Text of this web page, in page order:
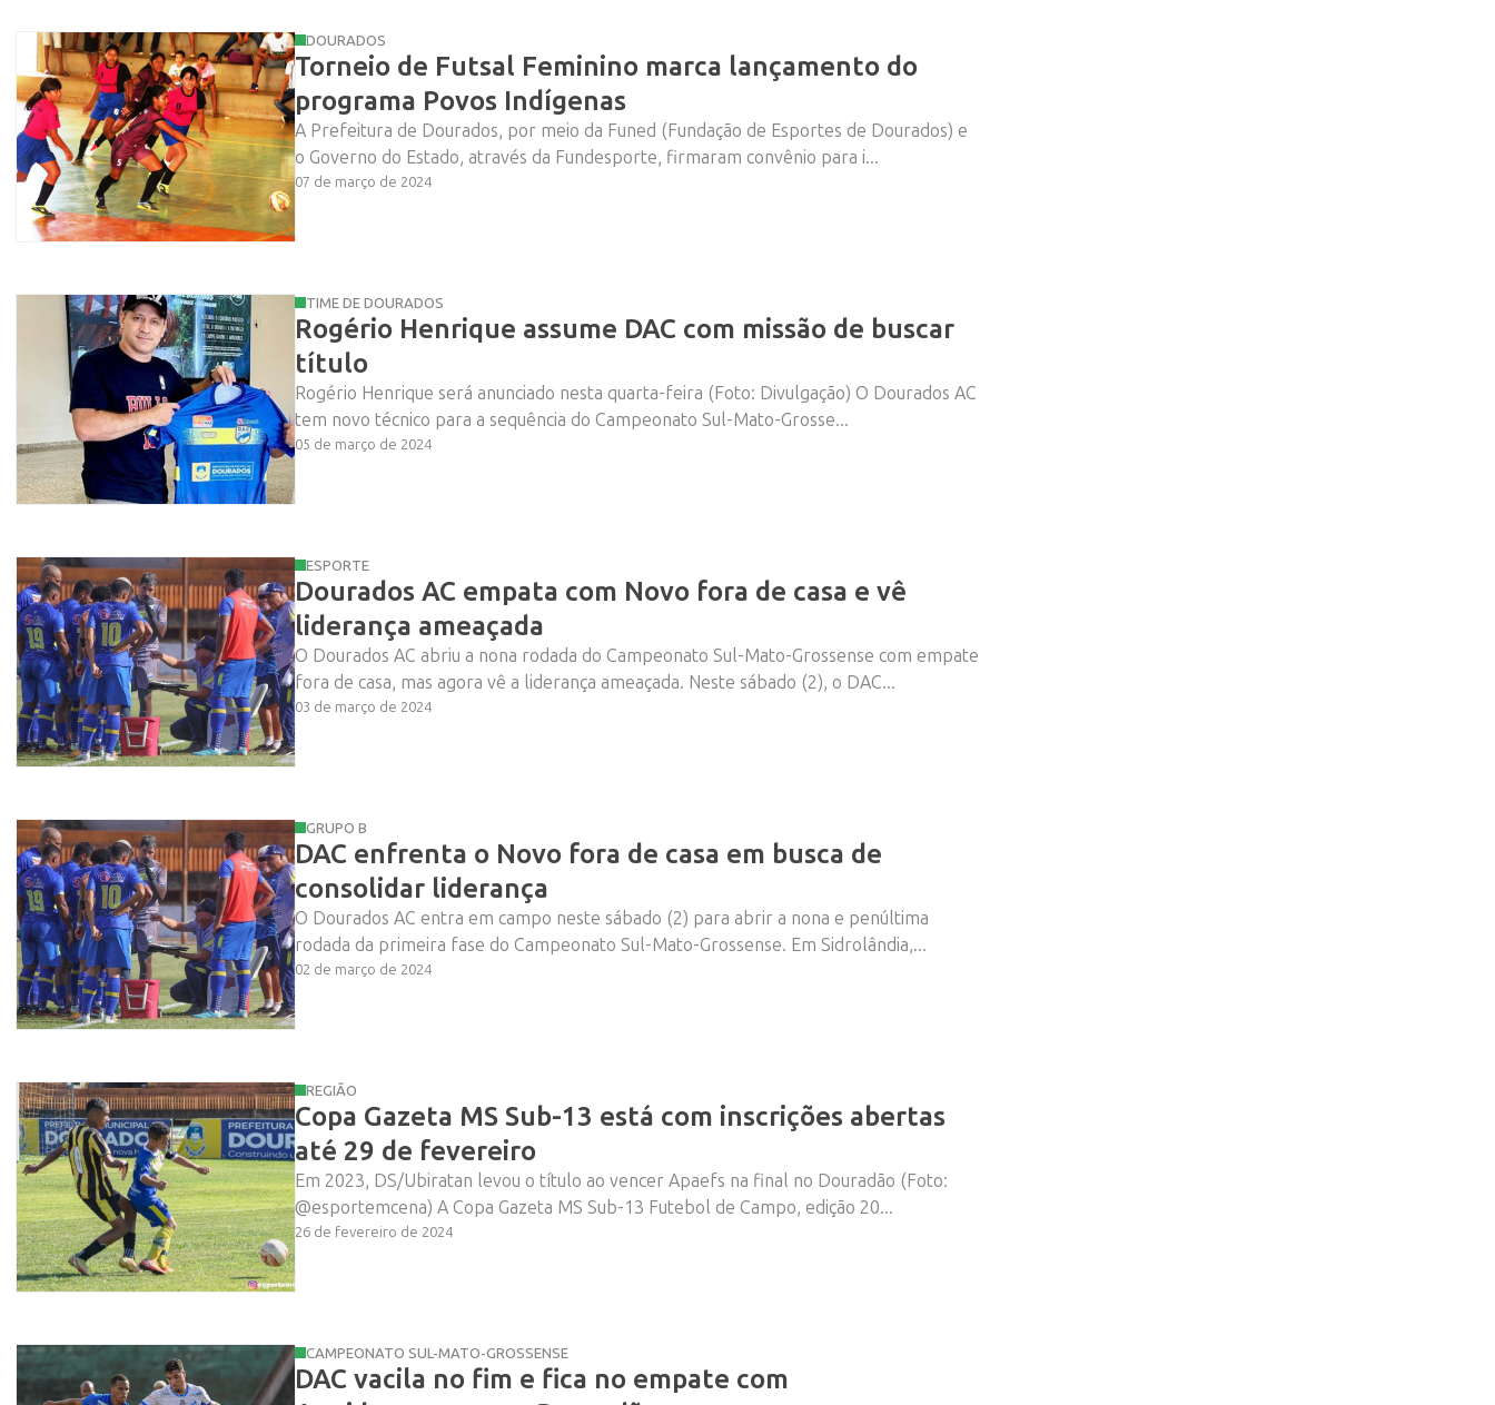
DOURADOS
Torneio de Futsal Feminino marca lançamento do
programa Povos Indígenas
A Prefeitura de Dourados, por meio da Funed (Fundação de Esportes de Dourados) e
o Governo do Estado, através da Fundesporte, firmaram convênio para i...
07 de março de 2024
TIME DE DOURADOS
Rogério Henrique assume DAC com missão de buscar
título
Rogério Henrique será anunciado nesta quarta-feira (Foto: Divulgação) O Dourados AC
tem novo técnico para a sequência do Campeonato Sul-Mato-Grosse...
05 de março de 2024
ESPORTE
Dourados AC empata com Novo fora de casa e vê
liderança ameaçada
O Dourados AC abriu a nona rodada do Campeonato Sul-Mato-Grossense com empate
fora de casa, mas agora vê a liderança ameaçada. Neste sábado (2), o DAC...
03 de março de 2024
GRUPO B
DAC enfrenta o Novo fora de casa em busca de
consolidar liderança
O Dourados AC entra em campo neste sábado (2) para abrir a nona e penúltima
rodada da primeira fase do Campeonato Sul-Mato-Grossense. Em Sidrolândia,...
02 de março de 2024
REGIÃO
Copa Gazeta MS Sub-13 está com inscrições abertas
até 29 de fevereiro
Em 2023, DS/Ubiratan levou o título ao vencer Apaefs na final no Douradão (Foto:
@esportemcena) A Copa Gazeta MS Sub-13 Futebol de Campo, edição 20...
26 de fevereiro de 2024
CAMPEONATO SUL-MATO-GROSSENSE
DAC vacila no fim e fica no empate com